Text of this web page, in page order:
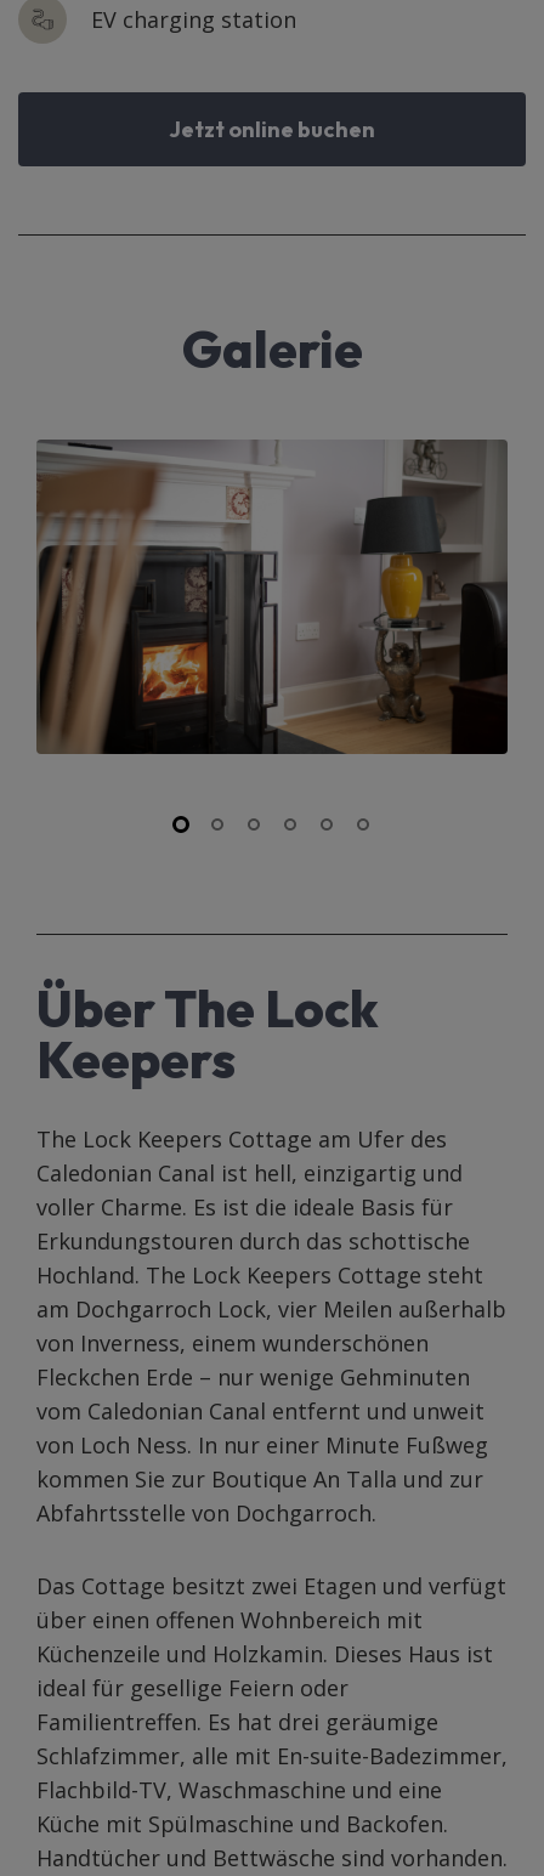
EV charging station
Jetzt online buchen
Galerie
Über The Lock
Keepers
The Lock Keepers Cottage am Ufer des
Caledonian Canal ist hell, einzigartig und
voller Charme. Es ist die ideale Basis für
Erkundungstouren durch das schottische
Hochland. The Lock Keepers Cottage steht
am Dochgarroch Lock, vier Meilen außerhalb
von Inverness, einem wunderschönen
Fleckchen Erde – nur wenige Gehminuten
vom Caledonian Canal entfernt und unweit
von Loch Ness. In nur einer Minute Fußweg
kommen Sie zur Boutique An Talla und zur
Abfahrtsstelle von Dochgarroch.
Das Cottage besitzt zwei Etagen und verfügt
über einen offenen Wohnbereich mit
Küchenzeile und Holzkamin. Dieses Haus ist
ideal für gesellige Feiern oder
Familientreffen. Es hat drei geräumige
Schlafzimmer, alle mit En-suite-Badezimmer,
Flachbild-TV, Waschmaschine und eine
Küche mit Spülmaschine und Backofen.
Handtücher und Bettwäsche sind vorhanden.